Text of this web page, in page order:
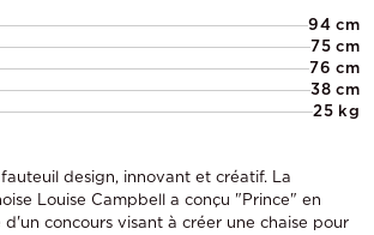
94 cm
75 cm
76 cm
38 cm
25 kg
design, innovant et créatif. La
Louise Campbell a conçu "Prince" en
concours visant à créer une chaise pour